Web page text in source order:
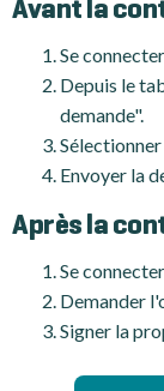
Avant la
Se
Depuis le
demande".
Envoyer la
Après la
Se
Demander
Signer la